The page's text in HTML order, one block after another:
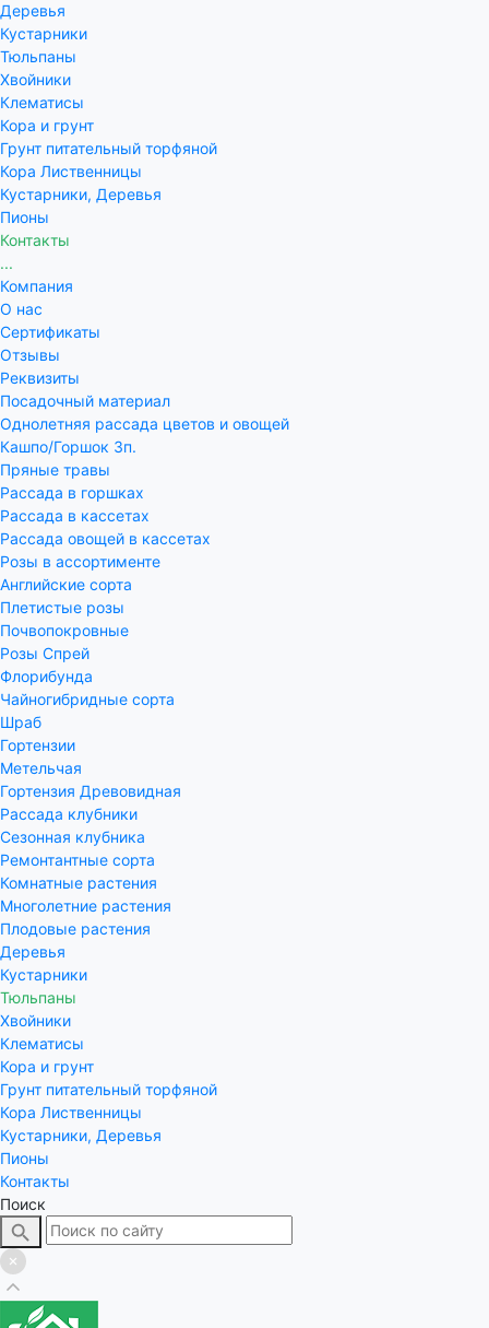
Деревья
Кустарники
Тюльпаны
Хвойники
Клематисы
Кора и грунт
Грунт питательный торфяной
Кора Лиственницы
Кустарники, Деревья
Пионы
Контакты
...
Компания
О нас
Сертификаты
Отзывы
Реквизиты
Посадочный материал
Однолетняя рассада цветов и овощей
Кашпо/Горшок 3п.
Пряные травы
Рассада в горшках
Рассада в кассетах
Рассада овощей в кассетах
Розы в ассортименте
Английские сорта
Плетистые розы
Почвопокровные
Розы Спрей
Флорибунда
Чайногибридные сорта
Шраб
Гортензии
Метельчая
Гортензия Древовидная
Рассада клубники
Сезонная клубника
Ремонтантные сорта
Комнатные растения
Многолетние растения
Плодовые растения
Деревья
Кустарники
Тюльпаны
Хвойники
Клематисы
Кора и грунт
Грунт питательный торфяной
Кора Лиственницы
Кустарники, Деревья
Пионы
Контакты
Поиск